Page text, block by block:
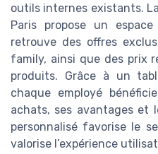
outils internes existants.
Paris propose un
retrouve des offres
family, ainsi que des prix
produits. Grâce à un
chaque employé
achats, ses avantages et
personnalisé favorise le
valorise l’expérience